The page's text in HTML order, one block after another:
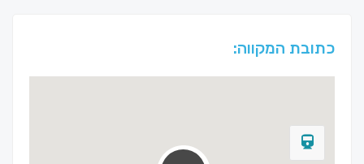
כתובת המקווה: